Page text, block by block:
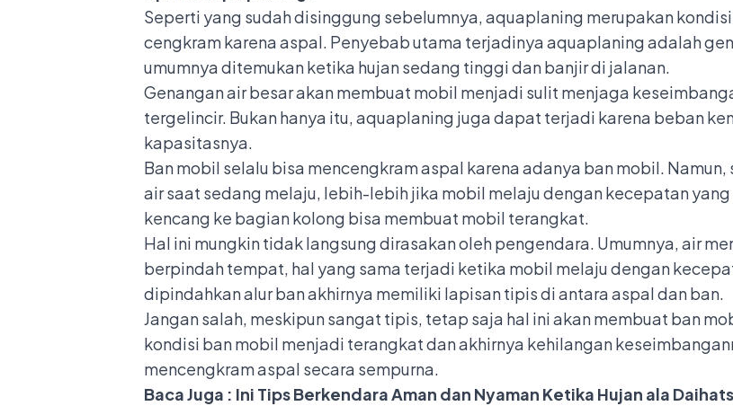
Seperti yang sudah disinggung sebelumnya, aquaplaning merupakan
cengkram karena aspal. Penyebab utama terjadinya aquaplaning adalah
umumnya ditemukan ketika hujan sedang tinggi dan banjir di jalanan.
Genangan air besar akan membuat mobil menjadi sulit menjaga
tergelincir. Bukan hanya itu, aquaplaning juga dapat terjadi karena beban
kapasitasnya.
Ban mobil selalu bisa mencengkram aspal karena adanya ban mobil.
air saat sedang melaju, lebih-lebih jika mobil melaju dengan kecepatan
kencang ke bagian kolong bisa membuat mobil terangkat.
Hal ini mungkin tidak langsung dirasakan oleh pengendara. Umumnya, air
berpindah tempat, hal yang sama terjadi ketika mobil melaju dengan
dipindahkan alur ban akhirnya memiliki lapisan tipis di antara aspal dan ban.
Jangan salah, meskipun sangat tipis, tetap saja hal ini akan membuat ban
kondisi ban mobil menjadi terangkat dan akhirnya kehilangan
mencengkram aspal secara sempurna.
Baca Juga : Ini Tips Berkendara Aman dan Nyaman Ketika Hujan ala